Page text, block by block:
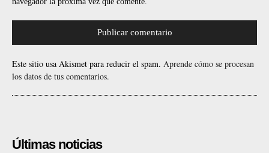
Este sitio usa Akismet para reducir el spam. Aprende cómo se procesan
los datos de tus comentarios.
Últimas noticias